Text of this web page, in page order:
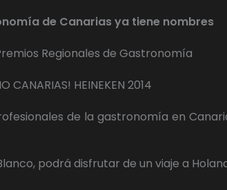
de Canarias ya tiene nombres
Regionales de Gastronomía
CANARIAS! HEINEKEN 2014
de la gastronomía en
podrá disfrutar de un viaje a